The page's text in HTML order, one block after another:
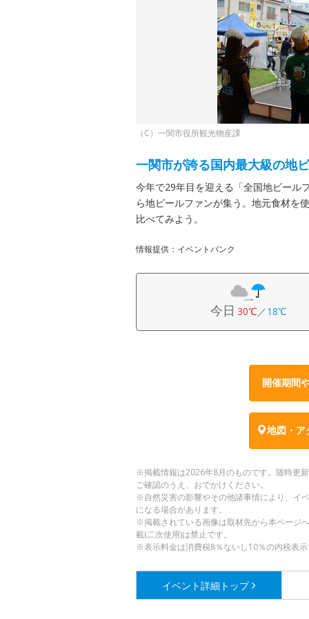
（C）一関市役所観光物産課
一関市が誇る国内最大級の地
今年で29年目を迎える「全国地ビール
ら地ビールファンが集う。地元食材を
比べてみよう。
情報提供：イベントバンク
今日 30℃／18℃
開催期間
地図・ア
※掲載情報は2026年8月のものです。随時更
ご確認のうえ、おでかけください。
※自然災害の影響やその他諸事情により、イ
になる場合があります。
※掲載されている画像は取材先から本ページ
載(二次使用)は禁止です。
※表示料金は消費税8％ないし10％の内税表
イベント詳細 トップ